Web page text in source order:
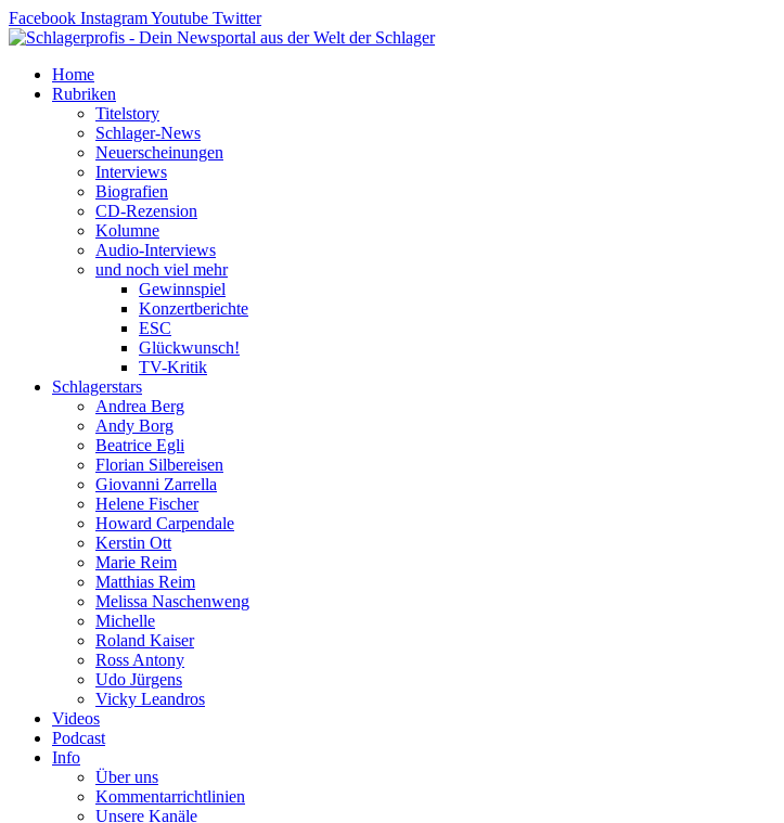
Zum
Inhalt
Facebook InstagramYoutube Twitter
Home
Rubriken
Titelstory
Schlager-News
Neuerscheinungen
Interviews
Biografien
CD-Rezension
Kolumne
Audio-Interviews
und noch viel mehr
Gewinnspiel
Konzertberichte
ESC
Glückwunsch!
TV-Kritik
Schlagerstars
Andrea Berg
Andy Borg
Beatrice Egli
Florian Silbereisen
Giovanni Zarrella
Helene Fischer
Howard Carpendale
Kerstin Ott
Marie Reim
Matthias Reim
Melissa Naschenweng
Michelle
Roland Kaiser
Ross Antony
Udo Jürgens
Vicky Leandros
Videos
Podcast
Info
Über uns
Kommentarrichtlinien
Unsere Kanäle